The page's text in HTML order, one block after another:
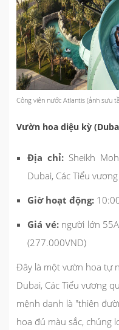
Công viên nước Atlantis (ảnh sưu
Vườn hoa diệu kỳ
Địa chỉ: Sheikh
Dubai, Các Tiểu
Giờ hoạt động:
Giá vé: người lớn
(277.000VND)
Đây là một vườn hoa tự
Dubai, Các Tiểu vương
mệnh danh là "thiên
hoa đủ màu sắc, chủng